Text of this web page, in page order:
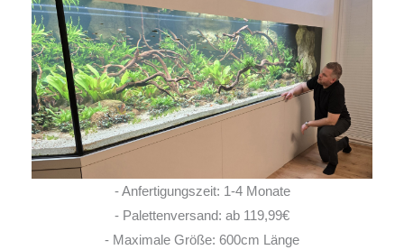
- Anfertigungszeit: 1-4 Monate
- Palettenversand: ab 119,99€
- Maximale Größe: 600cm Länge